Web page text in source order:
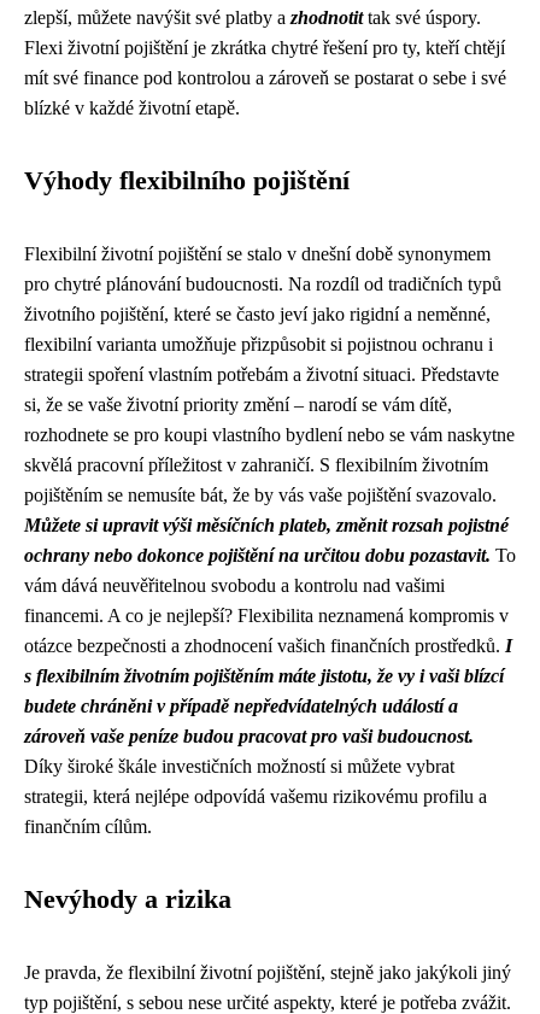
zlepší, můžete navýšit své platby a zhodnotittak své úspory.
Flexi životní pojištění je zkrátka chytré řešení pro ty, kteří chtějí
mít své finance pod kontrolou a zároveň se postarat o sebe i své
blízké v každé životní etapě.
Výhody flexibilního pojištění
Flexibilní životní pojištění se stalo v dnešní době synonymem
pro chytré plánování budoucnosti. Na rozdíl od tradičních typů
životního pojištění, které se často jeví jako rigidní a neměnné,
flexibilní varianta umožňuje přizpůsobit si pojistnou ochranu i
strategii spoření vlastním potřebám a životní situaci. Představte
si, že se vaše životní priority změní – narodí se vám dítě,
rozhodnete se pro koupi vlastního bydlení nebo se vám naskytne
skvělá pracovní příležitost v zahraničí. S flexibilním životním
pojištěním se nemusíte bát, že by vás vaše pojištění svazovalo.
Můžete si upravit výši měsíčních plateb, změnit rozsah pojistné
ochrany nebo dokonce pojištění na určitou dobu pozastavit. To
vám dává neuvěřitelnou svobodu a kontrolu nad vašimi
financemi. A co je nejlepší? Flexibilita neznamená kompromis v
otázce bezpečnosti a zhodnocení vašich finančních prostředků. I
s flexibilním životním pojištěním máte jistotu, že vy i vaši blízcí
budete chráněni v případě nepředvídatelných událostí a
zároveň vaše peníze budou pracovat pro vaši budoucnost.
Díky široké škále investičních možností si můžete vybrat
strategii, která nejlépe odpovídá vašemu rizikovému profilu a
finančním cílům.
Nevýhody a rizika
Je pravda, že flexibilní životní pojištění, stejně jako jakýkoli jiný
typ pojištění, s sebou nese určité aspekty, které je potřeba zvážit.